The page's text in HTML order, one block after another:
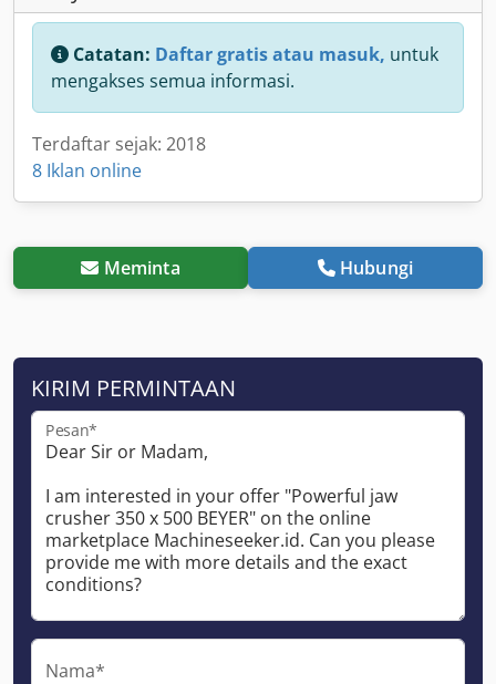
Catatan: Daftar gratis atau masuk, untuk
mengakses semua informasi.
Terdaftar sejak: 2018
8 Iklan online
Meminta Hubungi
KIRIM PERMINTAAN
Pesan*
Nama*